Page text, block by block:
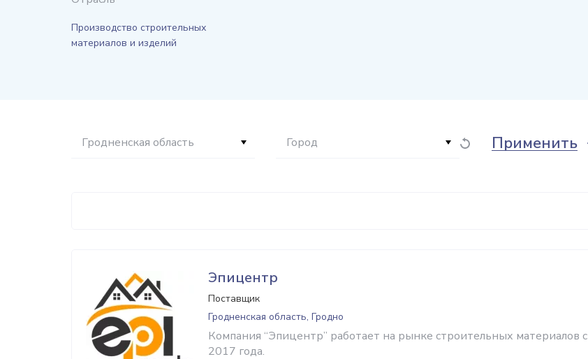
Производство строительных
материалов и изделий
Гродненская область Город Применить
Эпицентр
Поставщик
Гродненская область, Гродно
Компания “Эпицентр” работает на рынке строительных материалов с
2017 года.